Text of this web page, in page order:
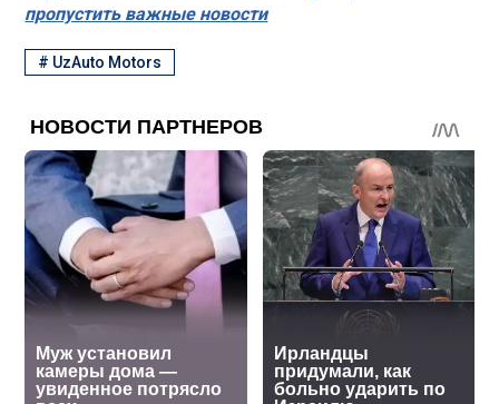
пропустить важные новости
# UzAuto Motors